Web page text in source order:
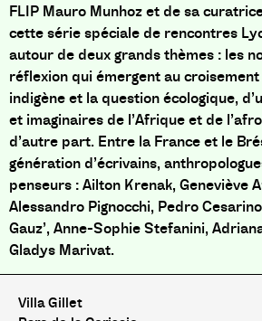
FLIP Mauro Munhoz et de sa
cette série spéciale de rencontres
autour de deux grands thèmes : les
réflexion qui émergent au
indigène et la question écologique,
et imaginaires de l’Afrique et de
d’autre part. Entre la France et le
génération d’écrivains,
penseurs : Ailton Krenak, Geneviève
Alessandro Pignocchi, Pedro
Gauz’, Anne-Sophie Stefanini,
Gladys Marivat.
Villa Gillet